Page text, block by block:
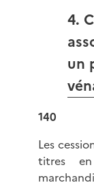
4.
un
140
Les
titres